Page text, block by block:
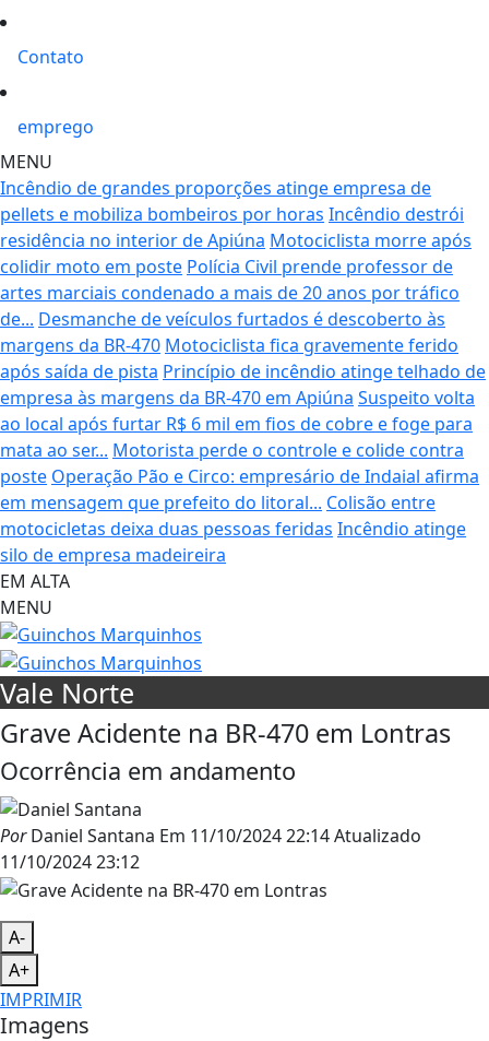
Contato
emprego
MENU
Incêndio de grandes proporções atinge empresa de
pellets e mobiliza bombeiros por horas Incêndio destrói
residência no interior de Apiúna Motociclista morre após
colidir moto em poste Polícia Civil prende professor de
artes marciais condenado a mais de 20 anos por tráfico
de... Desmanche de veículos furtados é descoberto às
margens da BR-470 Motociclista fica gravemente ferido
após saída de pista Princípio de incêndio atinge telhado de
empresa às margens da BR-470 em Apiúna Suspeito volta
ao local após furtar R$ 6 mil em fios de cobre e foge para
mata ao ser... Motorista perde o controle e colide contra
poste Operação Pão e Circo: empresário de Indaial afirma
em mensagem que prefeito do litoral... Colisão entre
motocicletas deixa duas pessoas feridas Incêndio atinge
silo de empresa madeireira
EM ALTA
MENU
Vale Norte
Grave Acidente na BR-470 em Lontras
Ocorrência em andamento
PorDaniel Santana Em 11/10/2024 22:14Atualizado
11/10/2024 23:12
A-
A+
IMPRIMIR
Imagens